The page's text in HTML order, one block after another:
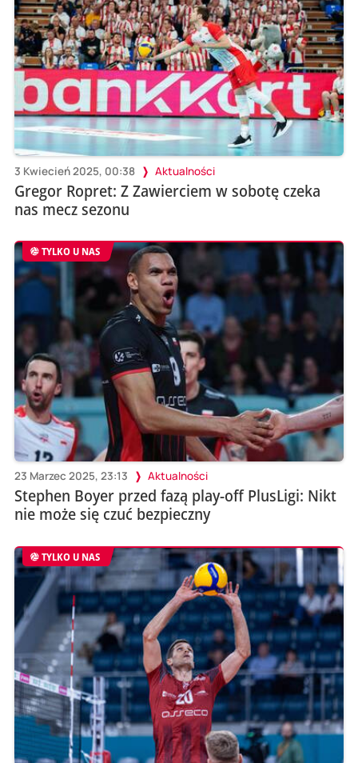
3 Kwiecień 2025, 00:38 Aktualności
Gregor Ropret: Z Zawierciem w sobotę czeka
nas mecz sezonu
TYLKO U NAS
23 Marzec 2025, 23:13 Aktualności
Stephen Boyer przed fazą play-off PlusLigi: Nikt
nie może się czuć bezpieczny
TYLKO U NAS